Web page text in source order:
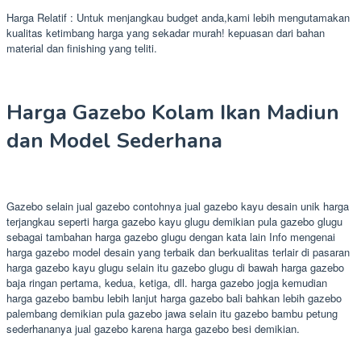
Harga Relatif : Untuk menjangkau budget anda,kami lebih mengutamakan
kualitas ketimbang harga yang sekadar murah! kepuasan dari bahan
material dan finishing yang teliti.
Harga Gazebo Kolam Ikan Madiun
dan Model Sederhana
Gazebo selain jual gazebo contohnya jual gazebo kayu desain unik harga
terjangkau seperti harga gazebo kayu glugu demikian pula gazebo glugu
sebagai tambahan harga gazebo glugu dengan kata lain Info mengenai
harga gazebo model desain yang terbaik dan berkualitas terlair di pasaran
harga gazebo kayu glugu selain itu gazebo glugu di bawah harga gazebo
baja ringan pertama, kedua, ketiga, dll. harga gazebo jogja kemudian
harga gazebo bambu lebih lanjut harga gazebo bali bahkan lebih gazebo
palembang demikian pula gazebo jawa selain itu gazebo bambu petung
sederhananya jual gazebo karena harga gazebo besi demikian.